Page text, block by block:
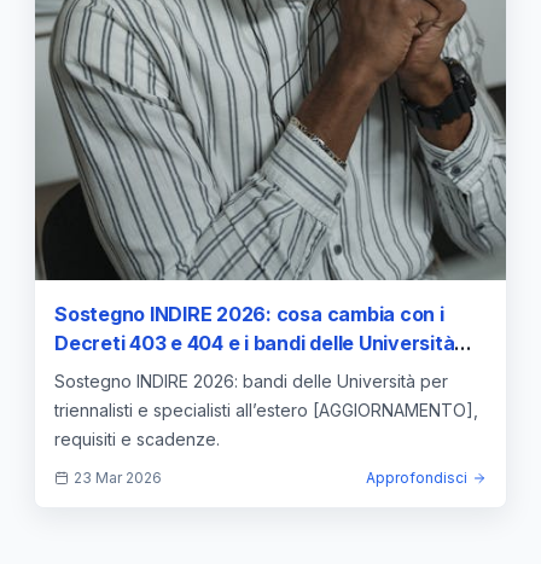
Sostegno INDIRE 2026: cosa cambia con i
Decreti 403 e 404 e i bandi delle Università
per triennalisti e specializzati all’estero
Sostegno INDIRE 2026: bandi delle Università per
triennalisti e specialisti all’estero [AGGIORNAMENTO],
requisiti e scadenze.
23 Mar 2026 Approfondisci